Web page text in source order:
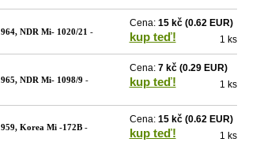
NDR Mi- 1020/21 -
Cena: 15 kč(0.62 EUR)
kup teď! 1 ks
NDR Mi- 1098/9 -
Cena: 7 kč(0.29 EUR)
kup teď! 1 ks
Korea Mi -172B-
Cena: 15 kč(0.62 EUR)
kup teď! 1 ks